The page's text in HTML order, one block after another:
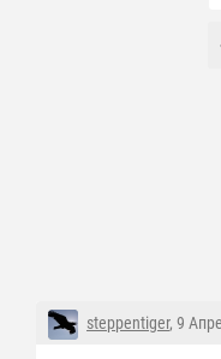
steppentiger, 9